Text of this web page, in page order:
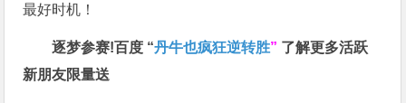
最好时机！
逐梦参赛!百度 “丹牛也疯狂逆转胜” 了解更多活跃
新朋友限量送